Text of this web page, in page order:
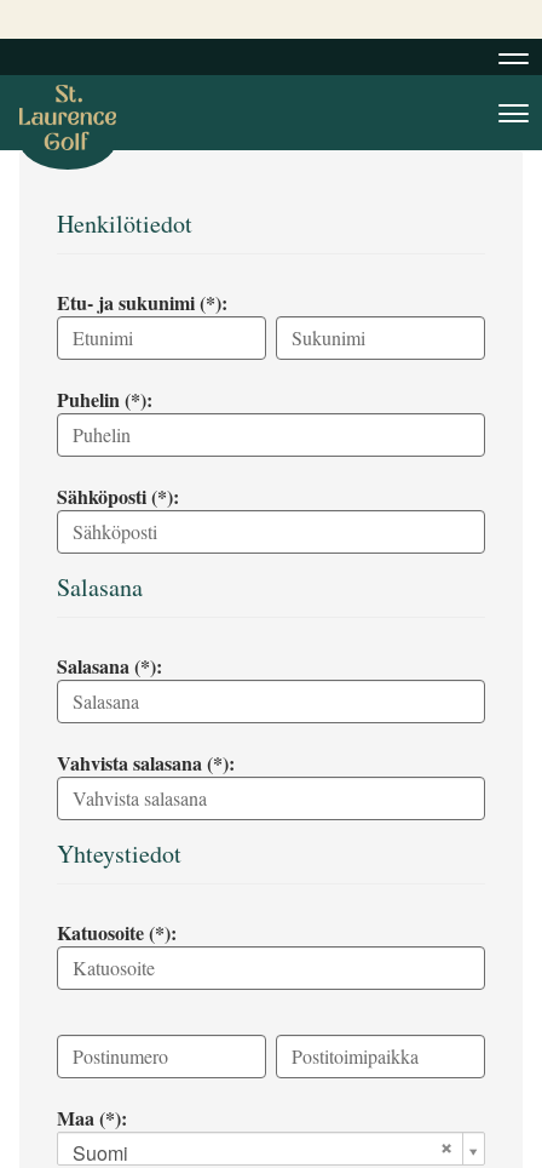
Henkilötiedot
Etu- ja sukunimi (*):
Puhelin (*):
Sähköposti (*):
Salasana
Salasana (*):
Vahvista salasana (*):
Yhteystiedot
Katuosoite (*):
Maa (*):
Suomi